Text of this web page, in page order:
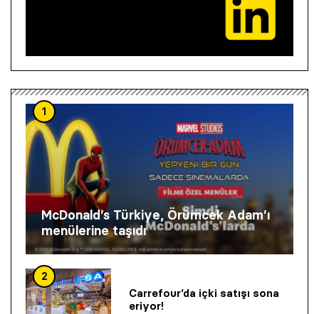
1
McDonald’s Türkiye, Örümcek Adam’ı
menülerine taşıdı
2
Carrefour’da içki satışı sona
eriyor!